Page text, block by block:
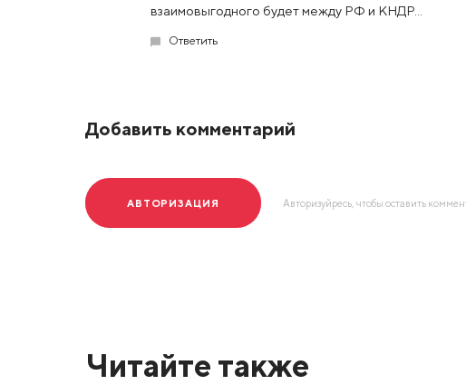
взаимовыгодного будет между РФ и КНДР...
Ответить
Добавить комментарий
АВТОРИЗАЦИЯ Авторизуйресь, чтобы оставить
Читайте также